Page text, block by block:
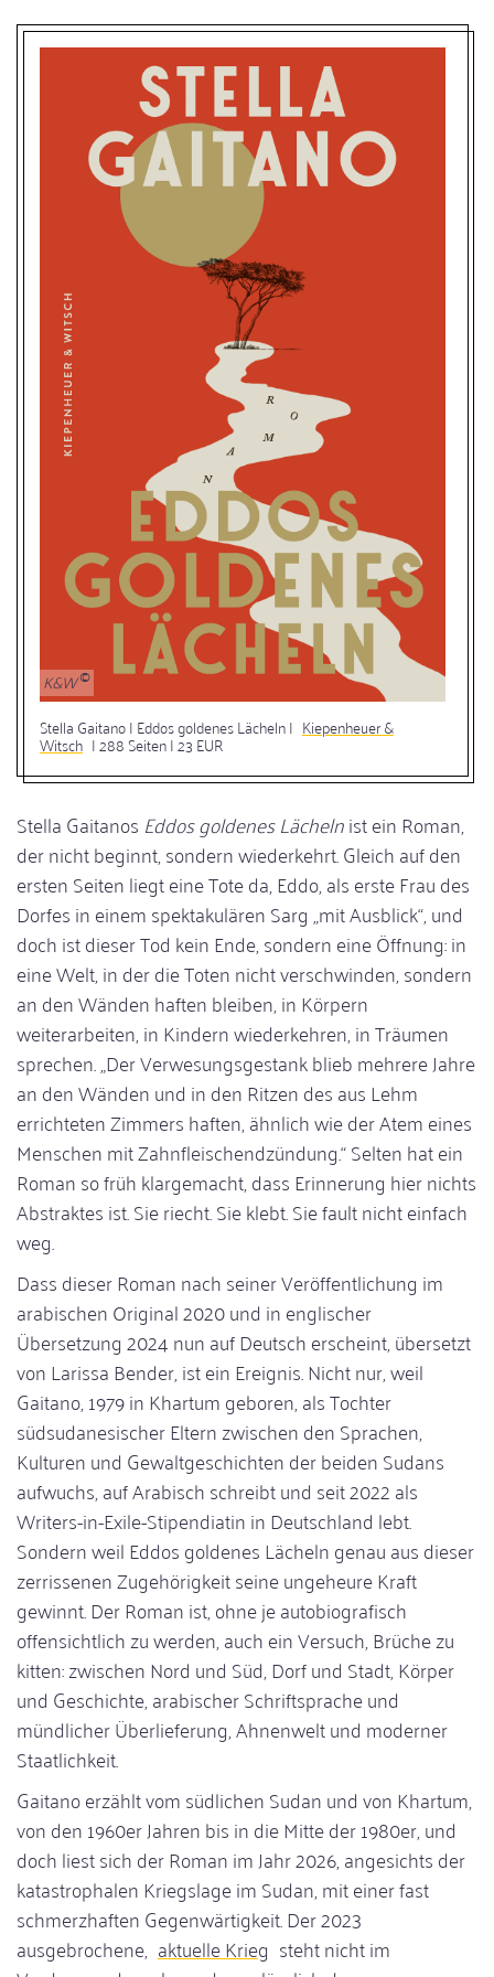
K&W
Stella Gaitano | Eddos goldenes Lächeln | Kiepenheuer &
Witsch | 288 Seiten | 23 EUR
Stella Gaitanos Eddos goldenes Lächelnist ein Roman,
der nicht beginnt, sondern wiederkehrt. Gleich auf den
ersten Seiten liegt eine Tote da, Eddo, als erste Frau des
Dorfes in einem spektakulären Sarg „mit Ausblick“, und
doch ist dieser Tod kein Ende, sondern eine Öffnung: in
eine Welt, in der die Toten nicht verschwinden, sondern
an den Wänden haften bleiben, in Körpern
weiterarbeiten, in Kindern wiederkehren, in Träumen
sprechen. „Der Verwesungsgestank blieb mehrere Jahre
an den Wänden und in den Ritzen des aus Lehm
errichteten Zimmers haften, ähnlich wie der Atem eines
Menschen mit Zahnfleischendzündung.“ Selten hat ein
Roman so früh klargemacht, dass Erinnerung hier nichts
Abstraktes ist. Sie riecht. Sie klebt. Sie fault nicht einfach
weg.
Dass dieser Roman nach seiner Veröffentlichung im
arabischen Original 2020 und in englischer
Übersetzung 2024 nun auf Deutsch erscheint, übersetzt
von Larissa Bender, ist ein Ereignis. Nicht nur, weil
Gaitano, 1979 in Khartum geboren, als Tochter
südsudanesischer Eltern zwischen den Sprachen,
Kulturen und Gewaltgeschichten der beiden Sudans
aufwuchs, auf Arabisch schreibt und seit 2022 als
Writers-in-Exile-Stipendiatin in Deutschland lebt.
Sondern weil Eddos goldenes Lächeln genau aus dieser
zerrissenen Zugehörigkeit seine ungeheure Kraft
gewinnt. Der Roman ist, ohne je autobiografisch
offensichtlich zu werden, auch ein Versuch, Brüche zu
kitten: zwischen Nord und Süd, Dorf und Stadt, Körper
und Geschichte, arabischer Schriftsprache und
mündlicher Überlieferung, Ahnenwelt und moderner
Staatlichkeit.
Gaitano erzählt vom südlichen Sudan und von Khartum,
von den 1960er Jahren bis in die Mitte der 1980er, und
doch liest sich der Roman im Jahr 2026, angesichts der
katastrophalen Kriegslage im Sudan, mit einer fast
schmerzhaften Gegenwärtigkeit. Der 2023
ausgebrochene, aktuelle Krieg steht nicht im